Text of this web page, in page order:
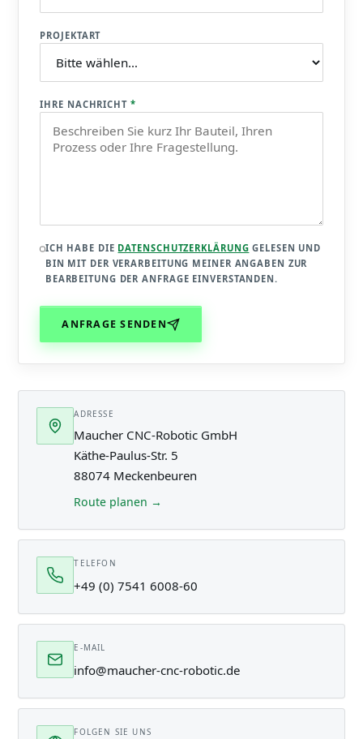
PROJEKTART
IHRE NACHRICHT *
ICH HABE DIE DATENSCHUTZERKLÄRUNG GELESEN UND
BIN MIT DER VERARBEITUNG MEINER ANGABEN ZUR
BEARBEITUNG DER ANFRAGE EINVERSTANDEN.
ANFRAGE SENDEN
ADRESSE
Maucher CNC-Robotic GmbH
Käthe-Paulus-Str. 5
88074 Meckenbeuren
Route planen →
TELEFON
+49 (0) 7541 6008-60
E-MAIL
info@maucher-cnc-robotic.de
FOLGEN SIE UNS